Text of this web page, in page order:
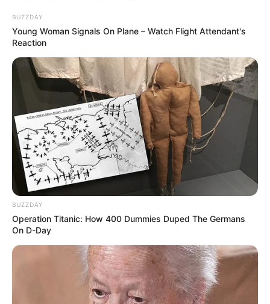
BUZZDAY
Young Woman Signals On Plane – Watch Flight Attendant's
Reaction
BUZZDAY
Operation Titanic: How 400 Dummies Duped The Germans
On D-Day